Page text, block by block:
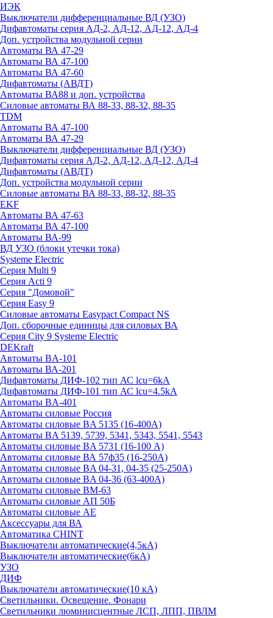
ИЭК
Выключатели дифференциальные ВД (УЗО)
Дифавтоматы серия АД-2, АД-12, АД-12, АД-4
Доп. устройства модульной серии
Автоматы ВА 47-29
Автоматы ВА 47-100
Автоматы ВА 47-60
Дифавтоматы (АВДТ)
Автоматы ВА88 и доп. устройства
Силовые автоматы ВА 88-33, 88-32, 88-35
TDM
Автоматы ВА 47-100
Автоматы ВА 47-29
Выключатели дифференциальные ВД (УЗО)
Дифавтоматы серия АД-2, АД-12, АД-12, АД-4
Дифавтоматы (АВДТ)
Доп. устройства модульной серии
Силовые автоматы ВА 88-33, 88-32, 88-35
EKF
Автоматы ВА 47-63
Автоматы ВА 47-100
Автоматы ВА-99
ВД УЗО (блоки утечки тока)
Systeme Electric
Серия Multi 9
Серия Acti 9
Серия "Домовой"
Серия Easy 9
Силовые автоматы Easypact Compact NS
Доп. сборочные единицы для силовых ВА
Серия City 9 Systeme Electric
DEKraft
Автоматы BA-101
Автоматы ВА-201
Дифавтоматы ДИФ-102 тип АС lcu=6kA
Дифавтоматы ДИФ-101 тип АС lcu=4.5kA
Автоматы BA-401
Автоматы силовые Россия
Автоматы силовые BA 5135 (16-400А)
Автоматы BA 5139, 5739, 5341, 5343, 5541, 5543
Автоматы силовые BA 5731 (16-100 А)
Автоматы силовые ВА 57ф35 (16-250А)
Автоматы силовые BA 04-31, 04-35 (25-250А)
Автоматы силовые BA 04-36 (63-400А)
Автоматы силовые ВМ-63
Автоматы силовые АП 50Б
Автоматы силовые АЕ
Аксессуары для ВА
Автоматика CHINT
Выключатели автоматические(4,5кА)
Выключатели автоматические(6кА)
УЗО
ДИФ
Выключатели автоматические(10 кА)
Светильники. Освещение. Фонари
Светильники люминисцентные ЛСП, ЛПП, ПВЛМ